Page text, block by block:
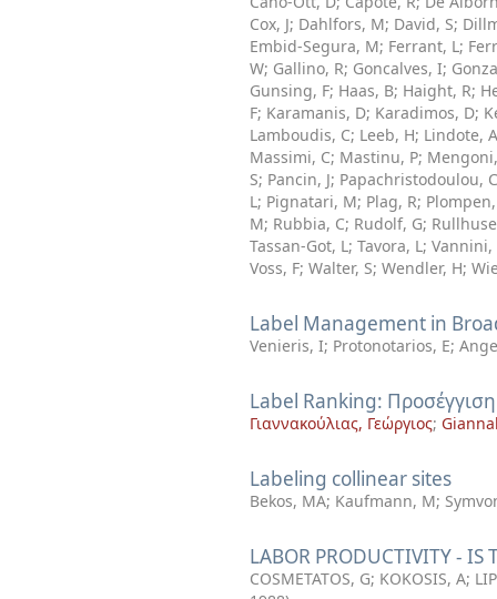
Cox, J; Dahlfors, M; David, S;
Embid-Segura, M; Ferrant, L;
W; Gallino, R; Goncalves, I;
Gunsing, F; Haas, B; Haight, R;
F; Karamanis, D; Karadimos, D;
Lamboudis, C; Leeb, H; Lindote, A
Massimi, C; Mastinu, P;
S; Pancin, J; Papachristodoulou, C
L; Pignatari, M; Plag, R;
M; Rubbia, C; Rudolf, G;
Tassan-Got, L; Tavora, L; Vannini,
Voss, F; Walter, S; Wendler, H;
Label Management in
Venieris, I; Protonotarios, E;
Label Ranking:
Γιαννακούλιας, Γεώργιος;
Labeling collinear sites
Bekos, MA; Kaufmann, M;
LABOR PRODUCTIVITY - IS
COSMETATOS, G; KOKOSIS, A;